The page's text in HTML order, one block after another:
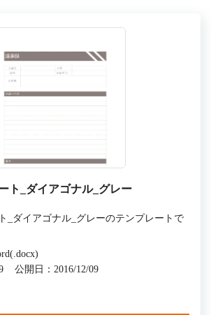
ト_ダイアゴナル_グレー
_ダイアゴナル_グレーのテンプレートで
公開日：2016/12/09